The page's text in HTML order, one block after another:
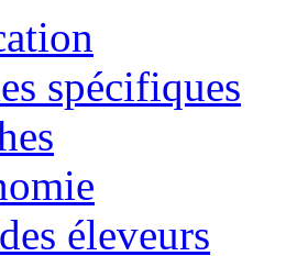
spécifiques
éleveurs